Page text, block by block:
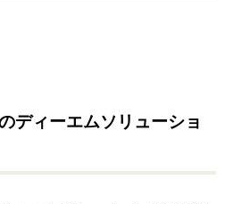
ディーエムソリューショ